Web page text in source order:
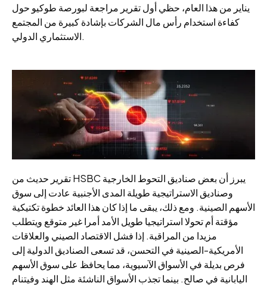
يناير من هذا العام، حظي أول تقرير مراجعة لبورصة طوكيو حول
كفاءة استخدام رأس مال الشركات بإشادة كبيرة من المجتمع
الاستثماري الدولي.
تقرير حديث من HSBC يبرز أن بعض صناديق التحوط الخارجية
وصناديق الاستراتيجية طويلة المدى الأجنبية عادت إلى سوق
الأسهم الصينية. ومع ذلك، يبقى ما إذا كان هذا العائد خطوة تكتيكية
مؤقتة أم تحولا استراتيجيا طويل الأمد أمرا غير متوقع ويتطلب
مزيدا من المراقبة. إذا فشل الاقتصاد الصيني والعلاقات
الأمريكية-الصينية في التحسن، قد تسعى الصناديق الدولية إلى
فرص بديلة في الأسواق الآسيوية، مما يحافظ على سوق الأسهم
اليابانية في صالح. بينما تجذب الأسواق الناشئة مثل الهند وفيتنام